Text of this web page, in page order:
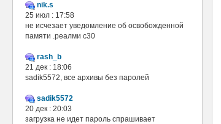
nik.s
25 июл : 17:58
не исчезает уведомление об освобожденной
памяти .реалми с30
rash_b
21 дек : 18:06
sadik5572, все архивы без паролей
sadik5572
20 дек : 20:03
загрузка не идет пароль спрашивает